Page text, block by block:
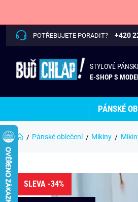
POTŘEBUJETE PORADIT? +420
STYLOVÉ
E-SHOP S
PÁNSKÉ
Pánské oblečení Mikiny
SLEVA -34%